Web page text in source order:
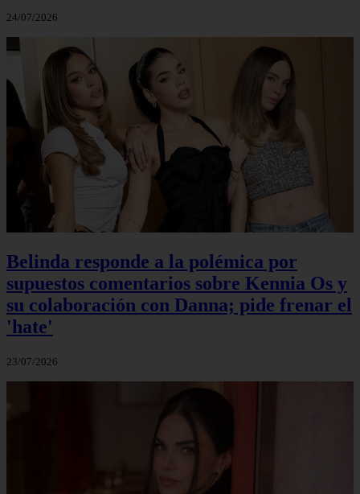
24/07/2026
Belinda responde a la polémica por
supuestos comentarios sobre Kennia Os y
su colaboración con Danna; pide frenar el
'hate'
23/07/2026